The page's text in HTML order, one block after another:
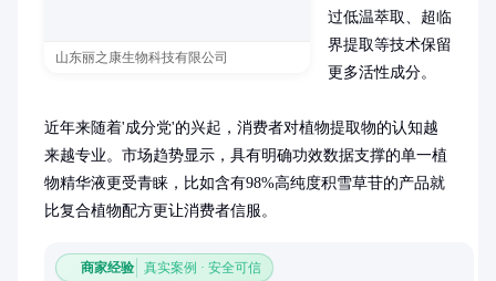
山东丽之康生物科技有限公司
过低温萃取、超临
界提取等技术保留
更多活性成分。
近年来随着'成分党'的兴起，消费者对植物提取物的认知越
来越专业。市场趋势显示，具有明确功效数据支撑的单一植
物精华液更受青睐，比如含有98%高纯度积雪草苷的产品就
比复合植物配方更让消费者信服。
商家经验 真实案例 · 安全可信